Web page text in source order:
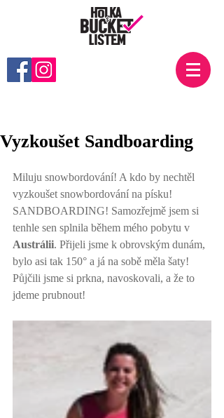
Vyzkoušet Sandboarding
Miluju snowbordování! A kdo by nechtěl
vyzkoušet snowbordování na písku!
SANDBOARDING! Samozřejmě jsem si
tenhle sen splnila během mého pobytu v
Austrálii. Přijeli jsme k obrovským dunám,
bylo asi tak 150° a já na sobě měla šaty!
Půjčili jsme si prkna, navoskovali, a že to
jdeme prubnout!